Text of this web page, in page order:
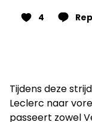
4
Tijdens deze
Leclerc naar
passeert zowel